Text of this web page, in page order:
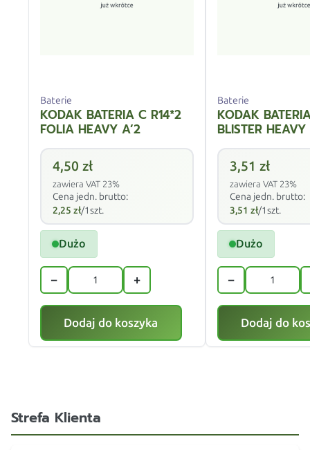
Baterie
KODAK BATERIA C R14*2
FOLIA HEAVY A’2
4,50 zł
zawiera VAT 23%
Cena jedn. brutto:
2,25 zł/1szt.
Dużo
− +
Dodaj do koszyka
Baterie
KODAK
BLISTER HEAVY
3,51 zł
zawiera VAT 23%
Cena jedn. brutto:
3,51 zł/1szt.
Dużo
−
Dodaj do
Strefa Klienta